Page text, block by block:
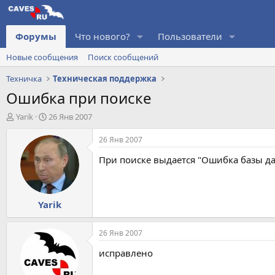
Форумы Что нового? Пользователи
Новые сообщения
Поиск сообщений
Техничка
Техническая поддержка
Ошибка при поиске
А
Yarik
Д
т
н
а
ч
а
л
а
26 Янв 2007
Yarik
26 Янв 2007
При поиске выдается "Ошибка базы
26 Янв 2007
исправлено